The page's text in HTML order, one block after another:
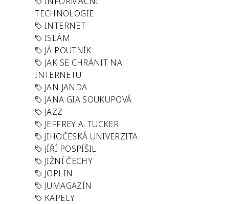
TECHNOLOGIE
INTERNET
ISLÁM
JÁ POUTNÍK
JAK SE CHRÁNIT NA
INTERNETU
JAN JANDA
JANA GIA SOUKUPOVÁ
JAZZ
JEFFREY A. TUCKER
JIHOČESKÁ UNIVERZITA
JÍŘÍ POSPÍŠIL
JIŽNÍ ČECHY
JOPLIN
JUMAGAZÍN
KAPELY